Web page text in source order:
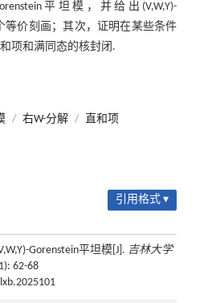
平坦模，并给出(V,W,Y)-
等价刻画；其次，证明在某些条件
项和满同态的核封闭.
/ 右W-分解 / 直和项
引用格式 ▾
Gorenstein平坦模[J]. 吉林大学
62-68